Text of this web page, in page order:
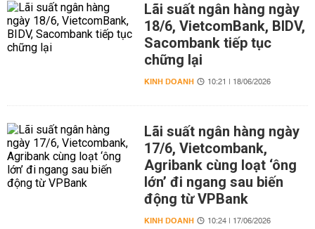
Lãi suất ngân hàng ngày
18/6, VietcomBank, BIDV,
Sacombank tiếp tục
chững lại
KINH DOANH 10:21 | 18/06/2026
Lãi suất ngân hàng ngày
17/6, Vietcombank,
Agribank cùng loạt ‘ông
lớn’ đi ngang sau biến
động từ VPBank
KINH DOANH 10:24 | 17/06/2026